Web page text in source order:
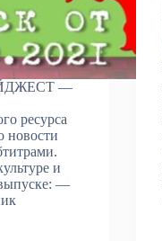
—
ресурса
и
—